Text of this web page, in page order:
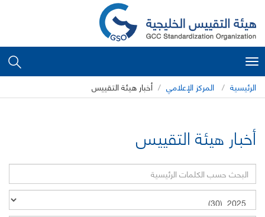
Toggle
navigation
الرئيسية المركز الإعلامي أخبار هيئة التقييس
أخبار هيئة التقييس